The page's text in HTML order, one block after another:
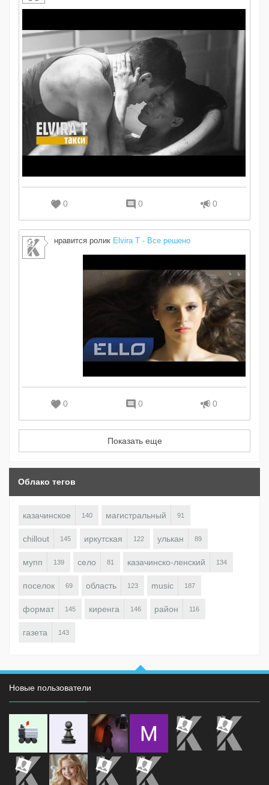
0 0 0
нравится ролик Elvira T - Все решено
0 0 0
Показать еще
Облако тегов
казачинское 140 магистральный 91
chillout 145 иркутская 122 улькан 89
мупп 139 село 81 казачинско-ленский 134
поселок 69 область 123 music 187
формат 145 киренга 146 район 116
газета 143
Новые пользователи